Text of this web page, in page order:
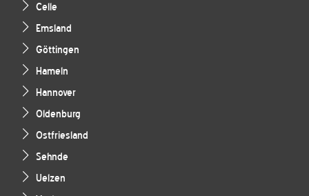
Celle
Emsland
Göttingen
Hameln
Hannover
Oldenburg
Ostfriesland
Sehnde
Uelzen